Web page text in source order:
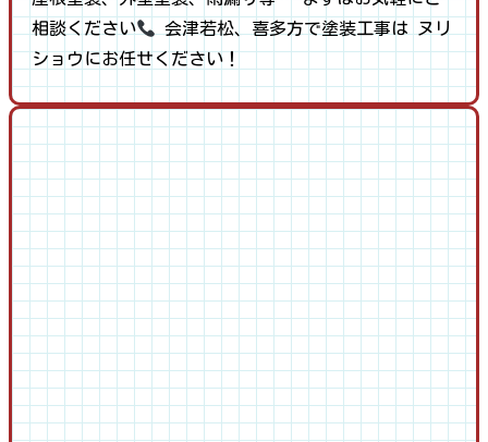
相談ください
会津若松、喜多方で塗装工事は ヌリ
ショウにお任せください！